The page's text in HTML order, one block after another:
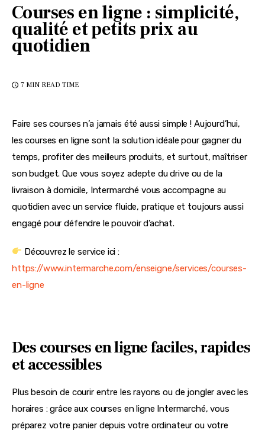
Courses en ligne : simplicité,
qualité et petits prix au
quotidien
7 MIN READ TIME
Faire ses courses n’a jamais été aussi simple ! Aujourd’hui,
les courses en ligne sont la solution idéale pour gagner du
temps, profiter des meilleurs produits, et surtout, maîtriser
son budget. Que vous soyez adepte du drive ou de la
livraison à domicile, Intermarché vous accompagne au
quotidien avec un service fluide, pratique et toujours aussi
engagé pour défendre le pouvoir d’achat.
Découvrez le service ici :
https://www.intermarche.com/enseigne/services/courses-
en-ligne
Des courses en ligne faciles, rapides
et accessibles
Plus besoin de courir entre les rayons ou de jongler avec les
horaires : grâce aux courses en ligne Intermarché, vous
préparez votre panier depuis votre ordinateur ou votre